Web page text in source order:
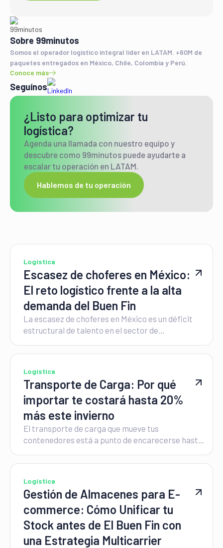
Sobre 99minutos
Somos el operador logístico integral líder en LATAM. +60M de
paquetes entregados en México, Chile, Colombia y Perú.
Conoce más
Seguínos
¿Listo para optimizar tu
logística?
Agenda una llamada con nuestro equipo y
descubre como 99minutos puede ayudarte a
escalar tu operación en LATAM.
Hablemos de tu operación
Logística
Escasez de choferes en México:
El reto logístico frente a la alta
demanda del Buen Fin
La escasez de choferes en México es un déficit
estructural de talento en el sector de
una tasa de vacantes del 14% a nivel nacional.
Logística
Transporte de Carga: Por qué
importar te costará hasta 20%
más este invierno
El transporte de carga que mueve tus
contenedores está a punto de encarecerse hasta
sigue cotizando con las tarifas preferenciales del
de capital que erosionará tus márgenes antes de
que termine la temporada.
Logística
Gestión de Almacenes para E-
commerce: Cómo Unificar tu
Stock antes de El Buen Fin con
una Estrategia Multicarrier